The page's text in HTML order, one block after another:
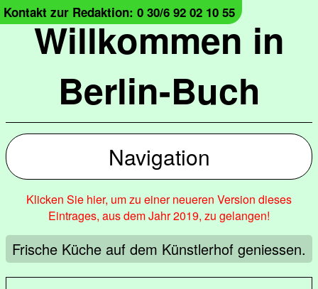
Willkommen in
Berlin-Buch
Kontakt zur Redaktion: 0 30/6 92 02 10 55
Navigation
Klicken Sie hier, um zu einer neueren Version dieses
Eintrages, aus dem Jahr 2019, zu gelangen!
Frische Küche auf dem Künstlerhof geniessen.